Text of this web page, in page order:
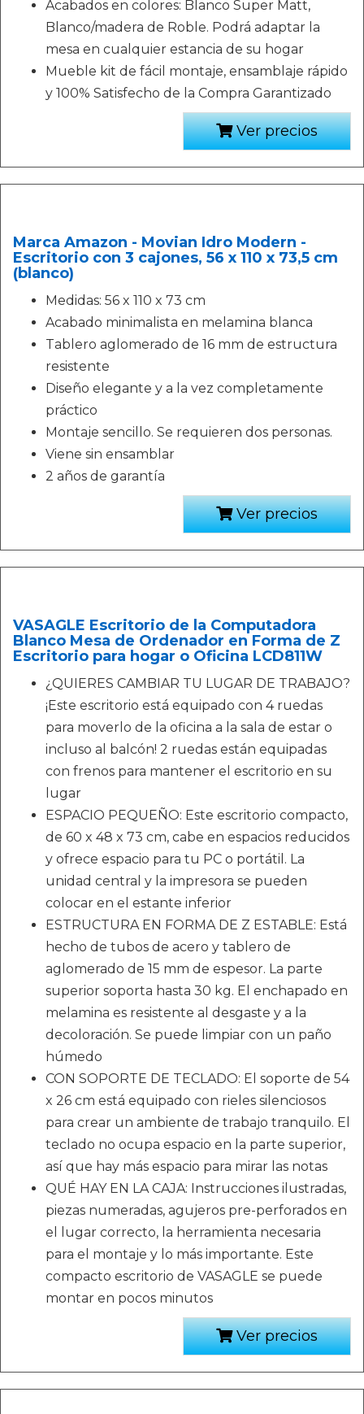
Acabados en colores: Blanco Super Matt,
Blanco/madera de Roble. Podrá adaptar la
mesa en cualquier estancia de su hogar
Mueble kit de fácil montaje, ensamblaje rápido
y 100% Satisfecho de la Compra Garantizado
Ver precios
Marca Amazon - Movian Idro Modern -
Escritorio con 3 cajones, 56 x 110 x 73,5 cm
(blanco)
Medidas: 56 x 110 x 73 cm
Acabado minimalista en melamina blanca
Tablero aglomerado de 16 mm de estructura
resistente
Diseño elegante y a la vez completamente
práctico
Montaje sencillo. Se requieren dos personas.
Viene sin ensamblar
2 años de garantía
Ver precios
VASAGLE Escritorio de la Computadora
Blanco Mesa de Ordenador en Forma de Z
Escritorio para hogar o Oficina LCD811W
¿QUIERES CAMBIAR TU LUGAR DE TRABAJO?
¡Este escritorio está equipado con 4 ruedas
para moverlo de la oficina a la sala de estar o
incluso al balcón! 2 ruedas están equipadas
con frenos para mantener el escritorio en su
lugar
ESPACIO PEQUEÑO: Este escritorio compacto,
de 60 x 48 x 73 cm, cabe en espacios reducidos
y ofrece espacio para tu PC o portátil. La
unidad central y la impresora se pueden
colocar en el estante inferior
ESTRUCTURA EN FORMA DE Z ESTABLE: Está
hecho de tubos de acero y tablero de
aglomerado de 15 mm de espesor. La parte
superior soporta hasta 30 kg. El enchapado en
melamina es resistente al desgaste y a la
decoloración. Se puede limpiar con un paño
húmedo
CON SOPORTE DE TECLADO: El soporte de 54
x 26 cm está equipado con rieles silenciosos
para crear un ambiente de trabajo tranquilo. El
teclado no ocupa espacio en la parte superior,
así que hay más espacio para mirar las notas
QUÉ HAY EN LA CAJA: Instrucciones ilustradas,
piezas numeradas, agujeros pre-perforados en
el lugar correcto, la herramienta necesaria
para el montaje y lo más importante. Este
compacto escritorio de VASAGLE se puede
montar en pocos minutos
Ver precios